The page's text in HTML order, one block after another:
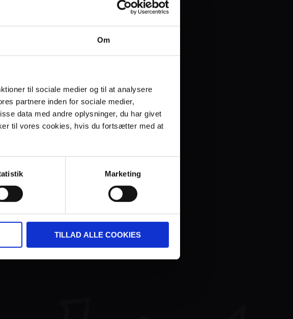
Om
til sociale medier og til at analysere
partnere inden for sociale medier,
data med andre oplysninger, du har givet
til vores cookies, hvis du fortsætter med at
Marketing
TILLAD ALLE COOKIES